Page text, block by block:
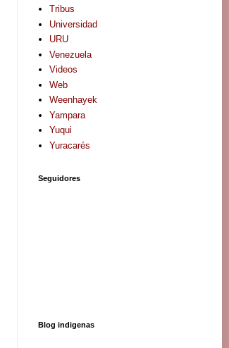
Tribus
Universidad
URU
Venezuela
Videos
Web
Weenhayek
Yampara
Yuqui
Yuracarés
Seguidores
Blog indigenas